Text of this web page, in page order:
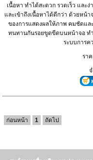
เนื้อหา ทำได้สะดวก รวดเร็ว แล
และเข้าถึงเนื้อหาได้ดีกว่า ด้วยหน้า
ของการแสดงผลให้ภาพ คมชัดแล
ทนทานกันรอยขูดขีดบนหน้าจอ ท
ระบบการค
ราค
ก่อนหน้า 1 ถัดไป